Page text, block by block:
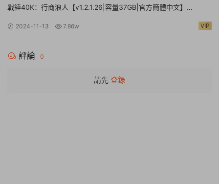
戰錘40K：行商浪人【v1.2.1.26|容量37GB|官方簡體中文】
2024-11-13 7.86w VIP
評論 0
請先 登錄